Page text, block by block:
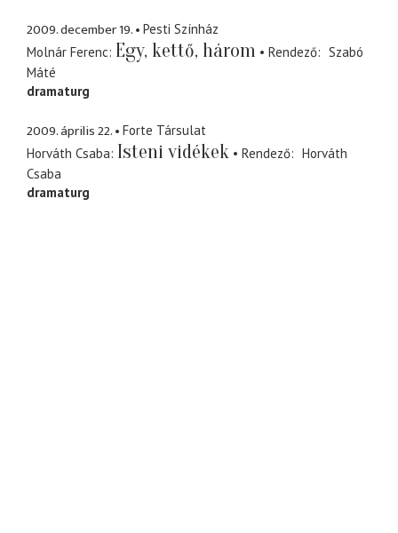
2009. december 19.
Pesti Színház
Molnár Ferenc Egy, kettő, három Rendező
Szabó
Máté
dramaturg
2009. április 22.
Forte Társulat
Horváth Csaba Isteni vidékek Rendező
Horváth
Csaba
dramaturg